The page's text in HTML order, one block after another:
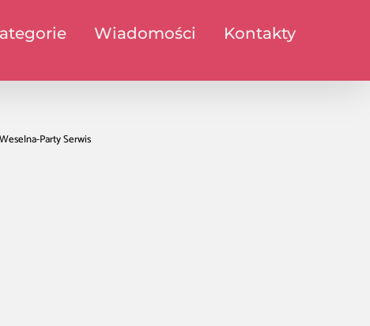
Wiadomości Kontakty
Party Serwis